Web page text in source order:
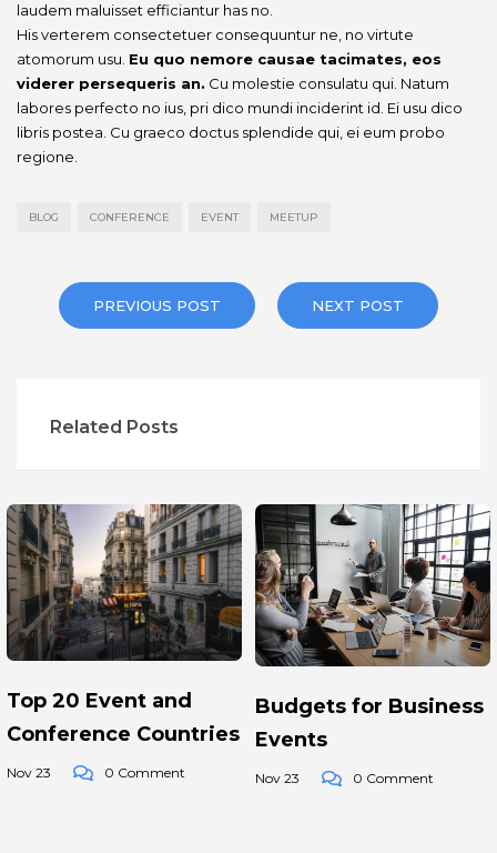
laudem maluisset efficiantur has no.
His verterem consectetuer consequuntur ne, no virtute
atomorum usu. Eu quo nemore causae tacimates, eos
viderer persequeris an. Cu molestie consulatu qui. Natum
labores perfecto no ius, pri dico mundi inciderint id. Ei usu dico
libris postea. Cu graeco doctus splendide qui, ei eum probo
regione.
BLOG CONFERENCE EVENT MEETUP
PREVIOUS POST NEXT POST
Related Posts
Top 20 Event and
Conference Countries
Nov 23 0 Comment
Budgets for Business
Events
Nov 23 0 Comment